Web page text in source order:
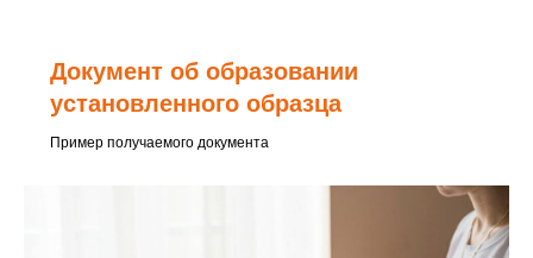
Документ об образовании
установленного образца
Пример получаемого документа